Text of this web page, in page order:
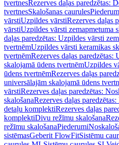
tvertnesRezerves daļas paredzētas:
tvertnesSkalošanas caurules
vārstiUzpildes vārstiRezerves daļas
vārstiUzpildes vārsti zemapmetuma
daļas paredzētas: Uzpildes vārsti
tvertnēmUzpildes vārsti keramikas
tvertnēmRezerves daļas paredzētas:
skalojamā ūdens tvertnēmUzpildes
ūdens tvertnēmRezerves daļas
universālajām skalojamā ūdens
vārstiRezerves daļas paredzētas:
skalošanaRezerves daļas
detaļu komplektiRezerves daļas
komplektiDivu režīmu skalošana
režīmu skalošanaPiederumi
sistēmasGeberit FlowFitSistēmu